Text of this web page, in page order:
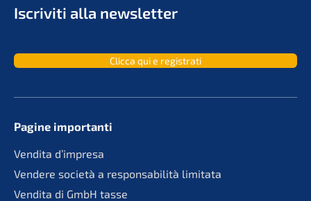
Iscri­vi­ti alla newsletter
Clicca qui e registrati
Pagine importan­ti
Vendita d’impre­sa
Vende­re socie­tà a responsa­bi­li­tà limitata
Vendita di GmbH tasse